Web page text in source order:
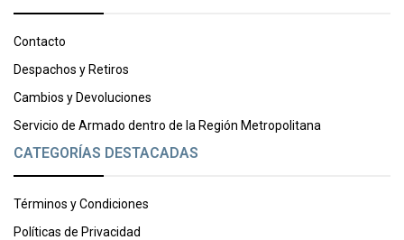
Contacto
Despachos y Retiros
Cambios y Devoluciones
Servicio de Armado dentro de la Región Metropolitana
CATEGORÍAS DESTACADAS
Términos y Condiciones
Políticas de Privacidad